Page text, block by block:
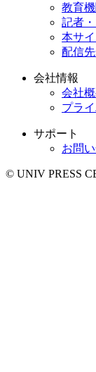
教育
記者
本サ
配信
会社情報
会社
プラ
サポート
お問
© UNIV PRESS